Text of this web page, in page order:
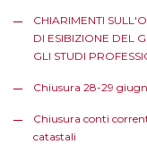
CHIARIMENTI
DI ESIBIZIONE DEL
GLI STUDI
Chiusura 28-29
Chiusura conti
catastali